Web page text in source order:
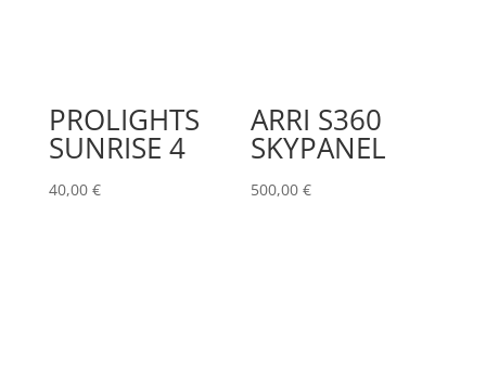
PROLIGHTS
SUNRISE 4
40,00 €
ARRI S360
SKYPANEL
500,00€